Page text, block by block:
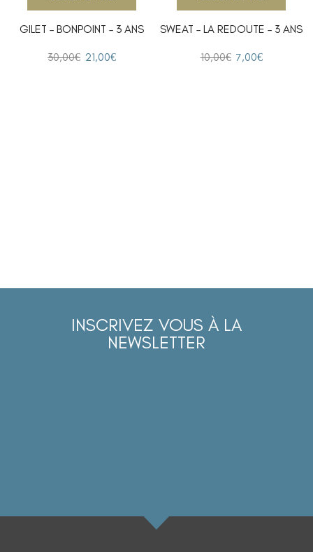
GILET – BONPOINT – 3 ANS
30,00€ 21,00€
SWEAT – LA REDOUTE – 3 ANS
10,00€ 7,00€
INSCRIVEZ VOUS À LA
NEWSLETTER